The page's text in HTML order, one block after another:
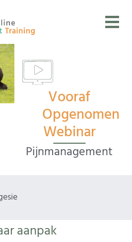
Vooraf
Opgenomen
Webinar
Pijnmanagement
aanpak